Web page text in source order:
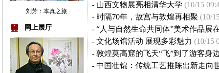
刘芳：本真之旅
网上展厅
- 山西文物展亮相清华大学 (10/15
- 时隔70年，故宫与敦煌再相聚 (10/
-“人与自然生命共同体”美术作品展
-文化场馆活动 展现多彩魅力 (10/15
-敦煌莫高窟的飞天“飞”到了游客身
-中国壮锦：传统工艺推陈出新走向